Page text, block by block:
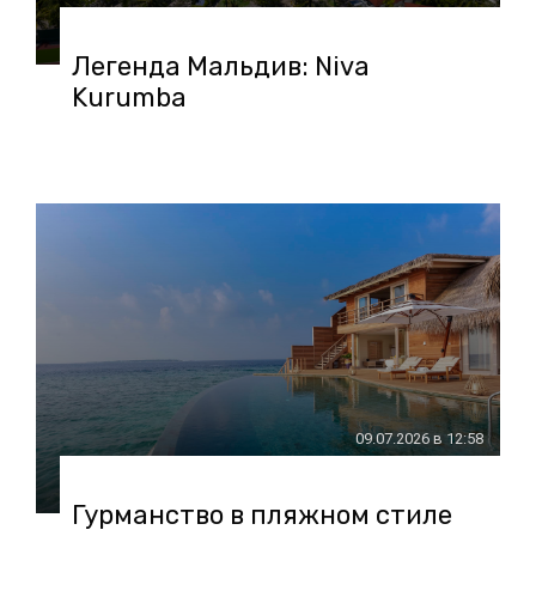
Легенда Мальдив: Niva
Kurumba
09.07.2026 в 12:58
Гурманство в пляжном стиле